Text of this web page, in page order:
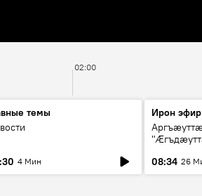
02:00
темы
4 Мин
Ирон эфир
08:34 26